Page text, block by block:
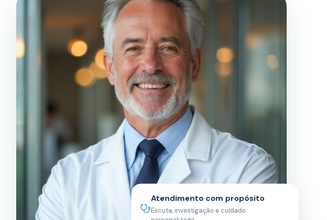
Atendimento com propósito
Escuta, investigação e cuidado